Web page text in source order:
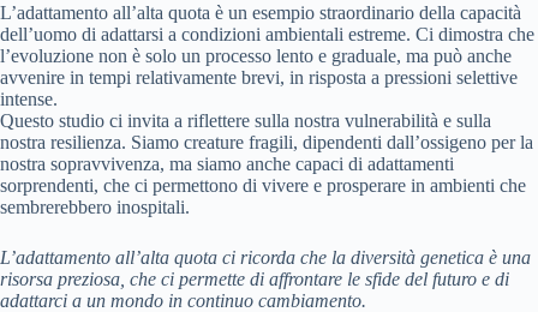
L’adattamento all’alta quota è un esempio straordinario della capacità
dell’uomo di adattarsi a condizioni ambientali estreme. Ci dimostra che
l’evoluzione non è solo un processo lento e graduale, ma può anche
avvenire in tempi relativamente brevi, in risposta a pressioni selettive
intense.
Questo studio ci invita a riflettere sulla nostra vulnerabilità e sulla
nostra resilienza. Siamo creature fragili, dipendenti dall’ossigeno per la
nostra sopravvivenza, ma siamo anche capaci di adattamenti
sorprendenti, che ci permettono di vivere e prosperare in ambienti che
sembrerebbero inospitali.
L’adattamento all’alta quota ci ricorda che la diversità genetica è una
risorsa preziosa, che ci permette di affrontare le sfide del futuro e di
adattarci a un mondo in continuo cambiamento.